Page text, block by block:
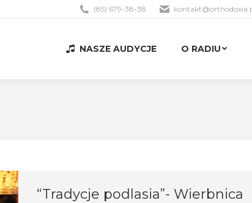
(85) 679-38-38
NASZE AUDYCJE O RADIU
“Tradycje podlasia”- Wierbnica